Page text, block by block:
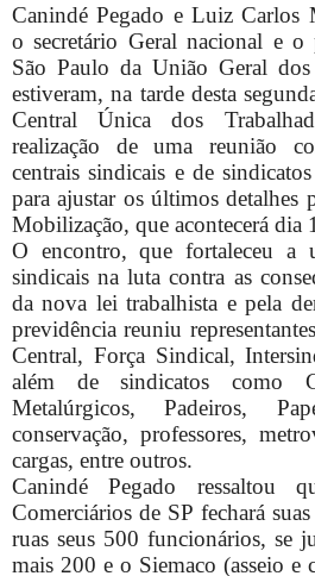
Canindé Pegado e Luiz Carlos
o secretário Geral nacional e o
São Paulo da União Geral
estiveram, na tarde desta
Central Única dos
realização de uma reunião
centrais sindicais e de
para ajustar os últimos detalhes
Mobilização, que acontecerá dia
O encontro, que fortaleceu a
sindicais na luta contra as
da nova lei trabalhista e pela
previdência reuniu
Central, Força Sindical,
além de sindicatos como
Metalúrgicos, Padeiros,
conservação, professores,
cargas, entre outros.
Canindé Pegado ressaltou
Comerciários de SP fechará
ruas seus 500 funcionários, se
mais 200 e o Siemaco (asseio e